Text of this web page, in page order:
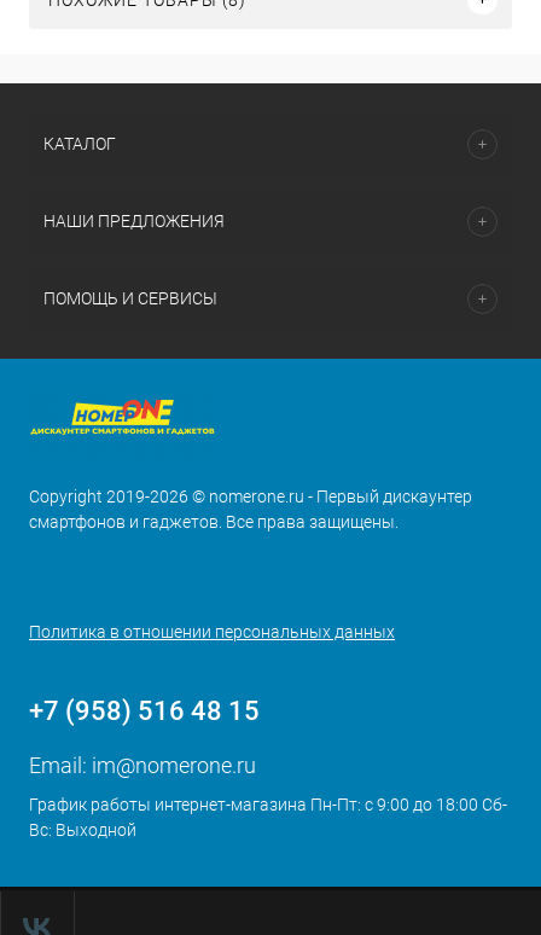
КАТАЛОГ
НАШИ ПРЕДЛОЖЕНИЯ
ПОМОЩЬ И СЕРВИСЫ
Copyright 2019-2026 © nomerone.ru - Первый дискаунтер
смартфонов и гаджетов. Все права защищены.
Политика в отношении персональных данных
+7 (958) 516 48 15
Email: im@nomerone.ru
График работы интернет-магазина Пн-Пт: с 9:00 до 18:00 Сб-
Вс: Выходной